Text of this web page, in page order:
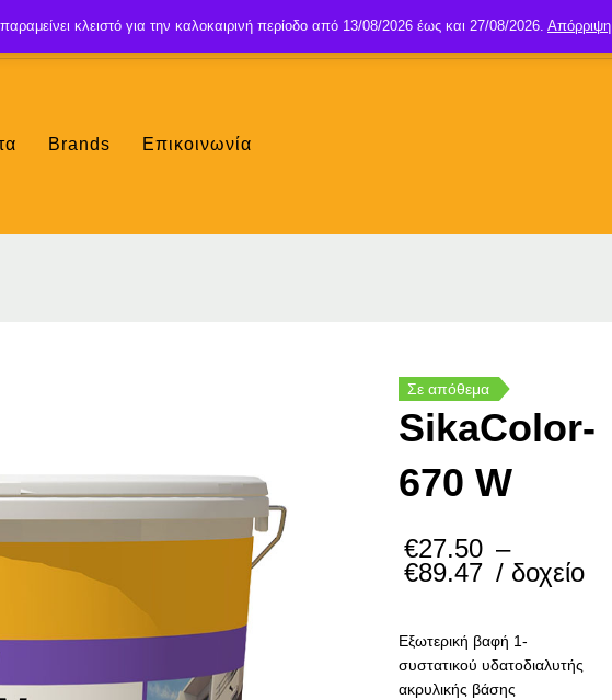
SIGN UP LOGIN
Brands Επικοινωνία
Σε απόθεμα
SikaColor-
670 W
€27.50 –
€89.47 Price
range:
through
€89.47
/ δοχείο
Εξωτερική βαφή 1-
συστατικού υδατοδιαλυτής
ακρυλικής βάσης
κλειστό για την καλοκαιρινή περίοδο από 13/08/2026 έως και 27/08/2026. Απόρριψη